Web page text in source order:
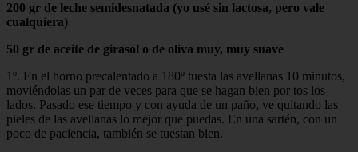
200 gr de leche semidesnatada (yo usé sin lactosa, pero vale
cualquiera)
50 gr de aceite de girasol o de oliva muy, muy suave
1º. En el horno precalentado a 180º tuesta las avellanas 10 minutos,
moviéndolas un par de veces para que se hagan bien por tos los
lados. Pasado ese tiempo y con ayuda de un paño, ve quitando las
pieles de las avellanas lo mejor que puedas. En una sartén, con un
poco de paciencia, también se tuestan bien.